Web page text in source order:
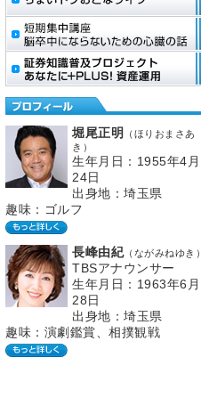
堀尾正明
（ほりおまさあ
き）
生年月日：1955年4月
24日
出身地：埼玉県
趣味：ゴルフ
長峰由紀（ながみねゆき）
TBSアナウンサー
生年月日：1963年6月
28日
出身地：埼玉県
趣味：演劇鑑賞、相撲観戦